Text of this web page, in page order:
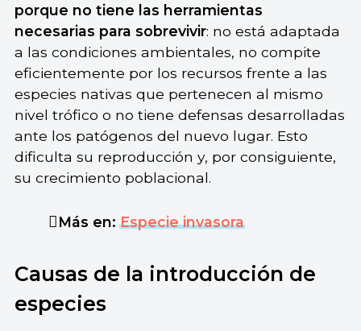
porque no tiene las herramientas
necesarias para sobrevivir: no está adaptada
a las condiciones ambientales, no compite
eficientemente por los recursos frente a las
especies nativas que pertenecen al mismo
nivel trófico o no tiene defensas desarrolladas
ante los patógenos del nuevo lugar. Esto
dificulta su reproducción y, por consiguiente,
su crecimiento poblacional.
Más en:Especie invasora
Causas de la introducción de
especies